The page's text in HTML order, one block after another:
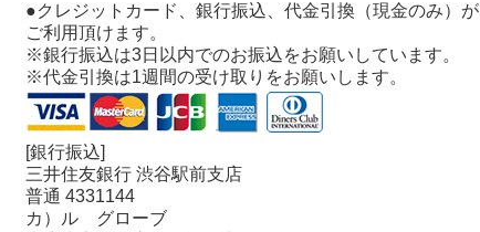
●クレジットカード、銀行振込、代金引換（現金のみ）が
ご利用頂けます。
※銀行振込は3日以内でのお振込をお願いしています。
※代金引換は1週間の受け取りをお願いします。
[銀行振込]
三井住友銀行 渋谷駅前支店
普通 4331144
カ）ル グローブ